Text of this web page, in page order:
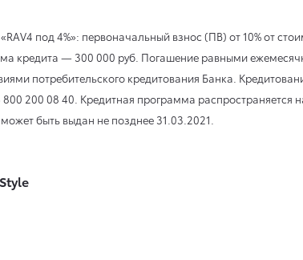
под 4%»: первоначальный взнос (ПВ) от 10% от
кредита — 300 000 руб. Погашение равными
потребительского кредитования Банка.
200 08 40. Кредитная программа распространяется
быть выдан не позднее 31.03.2021.